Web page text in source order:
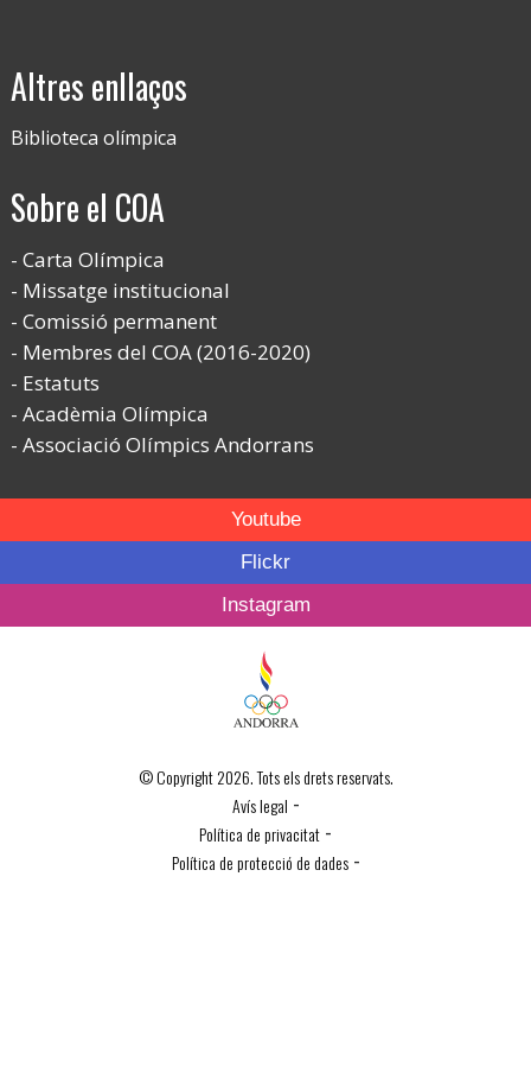
Altres enllaços
Biblioteca olímpica
Sobre el COA
Carta Olímpica
Missatge institucional
Comissió permanent
Membres del COA (2016-2020)
Estatuts
Acadèmia Olímpica
Associació Olímpics Andorrans
Youtube
Flickr
Instagram
© Copyright 2026. Tots els drets reservats.
Avís legal -
Política de privacitat -
Política de protecció de dades-